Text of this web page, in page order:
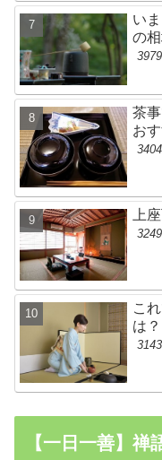
い
の
茶
お
上
こ
は？
【一日一善】禅